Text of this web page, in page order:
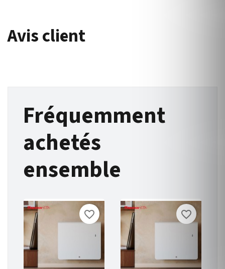
Avis client
Fréquemment
achetés
ensemble
favorite_border favorite_border